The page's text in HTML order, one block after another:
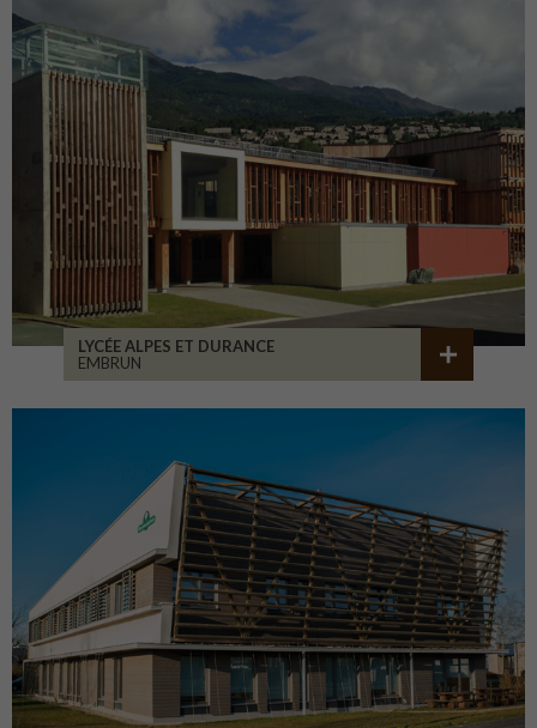
LYCÉE ALPES ET DURANCE
EMBRUN